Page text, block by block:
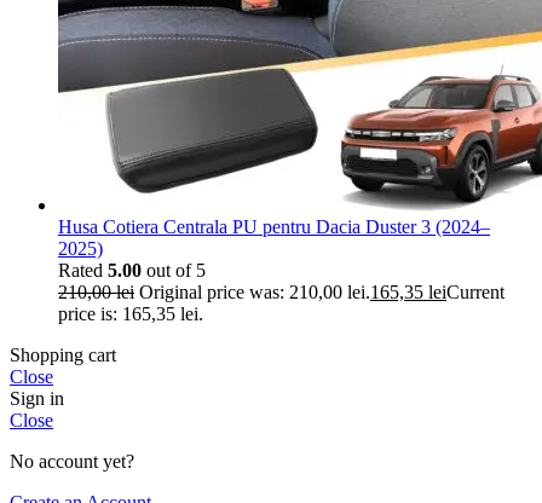
Husa Cotiera Centrala PU pentru Dacia Duster 3 (2024–
2025)
Rated 5.00 out of 5
210,00lei Original price was: 210,00 lei.165,35 leiCurrent
price is: 165,35 lei.
Shopping cart
Close
Sign in
Close
No account yet?